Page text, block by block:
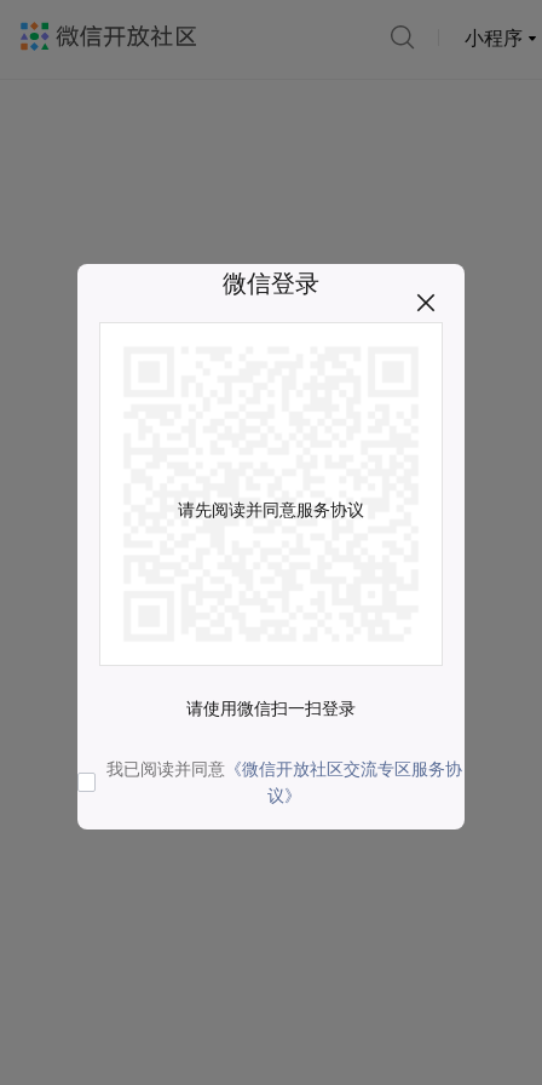
小程序
微信登录
请先阅读并同意服务协议
请使用微信扫一扫登录
我已阅读并同意 《微信开放社区交流专区服务协
议》